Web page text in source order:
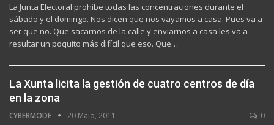
La Junta Electoral prohibe todas las concentraciones durante el
sábado y el domingo. Nos dicen que nos vayamos a casa. Pues va a
ser que no. Que sacarnos de la calle y enviarnos a casa les va a
resultar un poquito más difícil que eso. Que…
La Xunta licita la gestión de cuatro centros de día
en la zona
CYBERMODE 20 Maio, 2011 0